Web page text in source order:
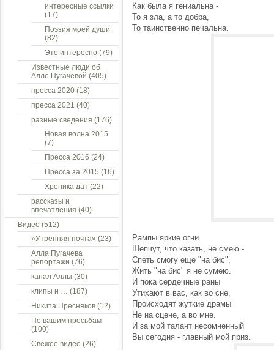
Как была я гениальна -
То я зла, а то добра,
То таинственно печальна.
Рампы яркие огни
Шепчут, что казать, не смею -
Спеть смогу еще "на бис",
Жить "на бис" я не сумею.
И пока сердечные раны
Утихают в вас, как во сне,
Происходят жуткие драмы
Не на сцене, а во мне.
И за мой талант несомненный
Вы сегодня - главный мой приз.
интересные ссылки
(17)
Поэзия моей души
(82)
Это интересно (79)
Известные люди об
Алле Пугачевой (405)
пресса 2020 (18)
пресса 2021 (40)
разные сведения (176)
Новая волна 2015
(7)
Пресса 2016 (24)
Пресса за 2015 (16)
Хроника дат (22)
рассказы и
впечатления (40)
Видео (512)
»Утренняя почта» (23)
Алла Пугачева
репортажи (76)
канал Аллы (30)
клипы и … (187)
Никита Пресняков (12)
По вашим просьбам
(100)
Свежее видео (26)